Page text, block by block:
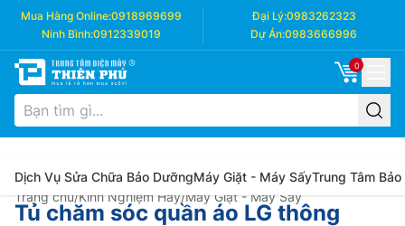
Mua Hàng Online:0918969699 Đại Lý:0983262323
Ninh Bình:0912339019 Dự Án:0983666996
0
Dịch Vụ Sửa Chữa Bảo DưỡngMáy Giặt - Máy SấyTrung Tâm Bảo
Trang chủ/Kinh Nghiệm Hay/Máy Giặt - Máy Sấy
Tủ chăm sóc quần áo LG thông